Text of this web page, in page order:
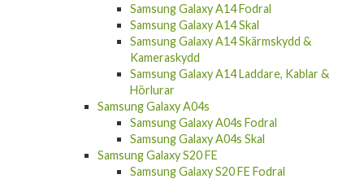
Samsung Galaxy A14 Fodral
Samsung Galaxy A14 Skal
Samsung Galaxy A14 Skärmskydd &
Kameraskydd
Samsung Galaxy A14 Laddare, Kablar &
Hörlurar
Samsung Galaxy A04s
Samsung Galaxy A04s Fodral
Samsung Galaxy A04s Skal
Samsung Galaxy S20 FE
Samsung Galaxy S20 FE Fodral